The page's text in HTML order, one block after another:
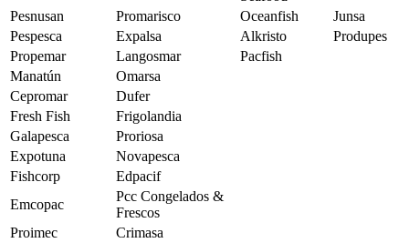
Pesnusan
Promarisco Oceanfish
Junsa
Pespesca
Expalsa Alkristo
Produpes
Propemar
Langosmar
Pacfish
Manatún
Omarsa
Cepromar
Dufer
Fresh Fish
Frigolandia
Galapesca
Proriosa
Expotuna
Novapesca
Fishcorp
Edpacif
Emcopac
Pcc Congelados &
Frescos
Proimec
Crimasa